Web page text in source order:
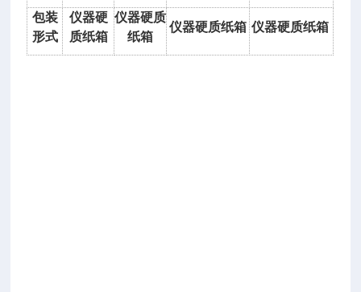
包装
形式
仪器硬
质纸箱
仪器硬质
纸箱
仪器硬质纸箱 仪器硬质纸箱